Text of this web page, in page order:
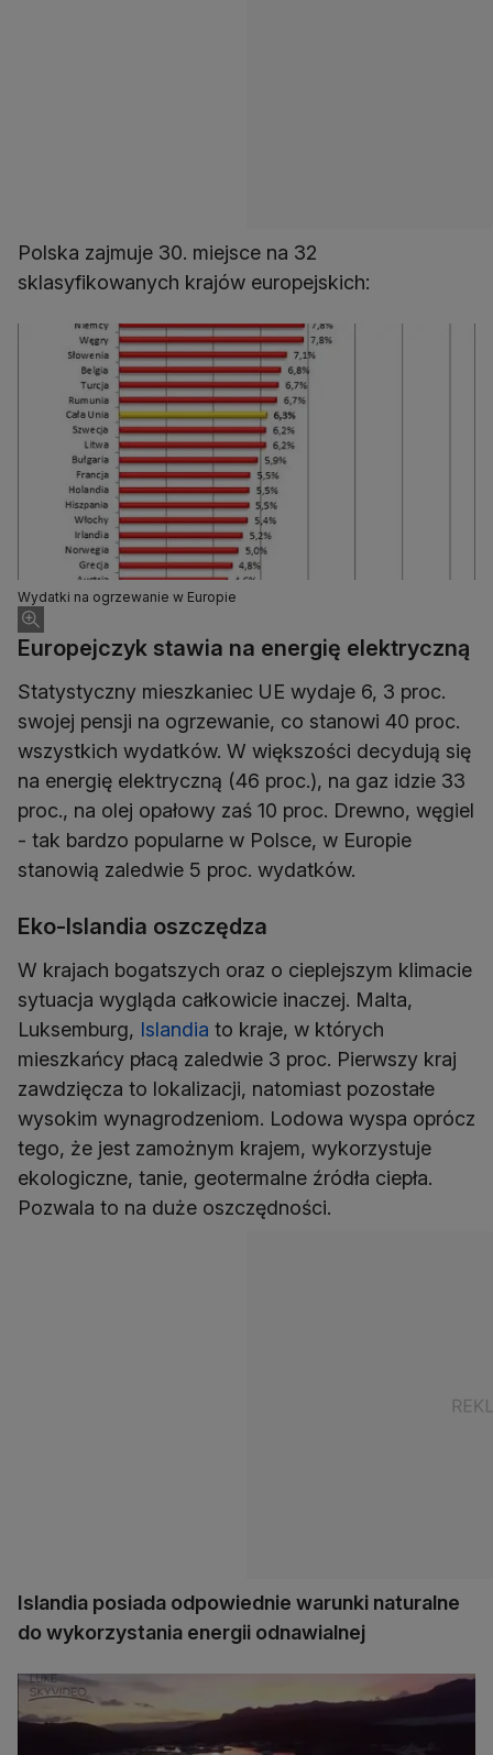
Polska zajmuje 30. miejsce na 32
sklasyfikowanych krajów europejskich:
Wydatki na ogrzewanie w Europie
Europejczyk stawia na energię elektryczną
Statystyczny mieszkaniec UE wydaje 6, 3 proc.
swojej pensji na ogrzewanie, co stanowi 40 proc.
wszystkich wydatków. W większości decydują się
na energię elektryczną (46 proc.), na gaz idzie 33
proc., na olej opałowy zaś 10 proc. Drewno, węgiel
- tak bardzo popularne w Polsce, w Europie
stanowią zaledwie 5 proc. wydatków.
Eko-Islandia oszczędza
W krajach bogatszych oraz o cieplejszym klimacie
sytuacja wygląda całkowicie inaczej. Malta,
Luksemburg, Islandia to kraje, w których
mieszkańcy płacą zaledwie 3 proc. Pierwszy kraj
zawdzięcza to lokalizacji, natomiast pozostałe
wysokim wynagrodzeniom. Lodowa wyspa oprócz
tego, że jest zamożnym krajem, wykorzystuje
ekologiczne, tanie, geotermalne źródła ciepła.
Pozwala to na duże oszczędności.
Islandia posiada odpowiednie warunki naturalne
do wykorzystania energii odnawialnej